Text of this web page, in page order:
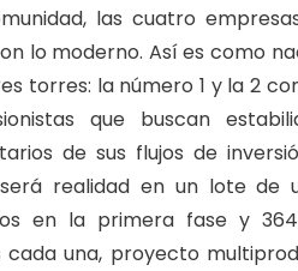
las cuatro
lo moderno. Así es como
torres: la número 1 y la 2
que buscan
de sus flujos de
realidad en un lote de
en la primera fase y
una, proyecto